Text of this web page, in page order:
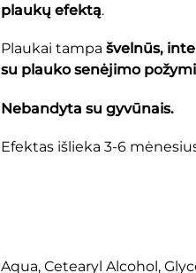
plaukų efektą.
Plaukai tampa švelnūs,
su plauko senėjimo
Nebandyta su gyvūnais.
Efektas išlieka 3-6
Aqua, Cetearyl Alcohol,